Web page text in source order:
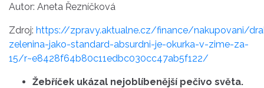
Autor: Aneta Řezníčková
Zdroj: https://zpravy.aktualne.cz/finance/nakupovani/
zelenina-jako-standard-absurdni-je-okurka-v-zime-za-
15/r~e8428f64b80c11edbc030cc47ab5f122/
Žebříček ukázal nejoblíbenější pečivo světa.